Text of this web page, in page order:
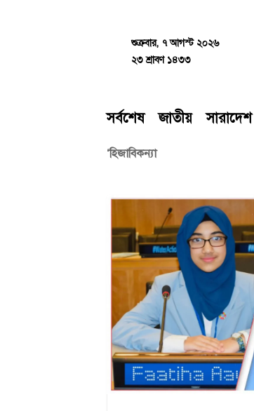
শুক্রবার, ৭ আগস্ট ২০২৬
২৩ শ্রাবণ ১৪৩৩
সর্বশেষ জাতীয় সারাদেশ
‘হিজাবিকন্যা